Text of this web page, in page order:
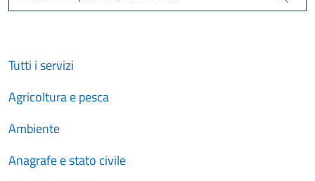
Cerca
Tutti i servizi
Agricoltura e pesca
Ambiente
Anagrafe e stato civile